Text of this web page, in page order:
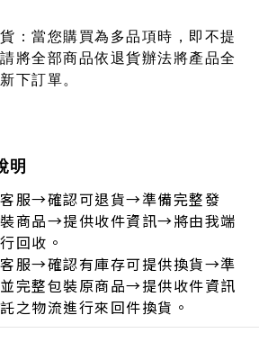
：當您購買為多品項時，即不提
將全部商品依退貨辦法將產品全
下訂單。
明
服→確認可退貨→準備完整發
商品→提供收件資訊→將由我端
回收。
服→確認有庫存可提供換貨→準
並完整包裝原商品→提供收件資訊
之物流進行來回件換貨。